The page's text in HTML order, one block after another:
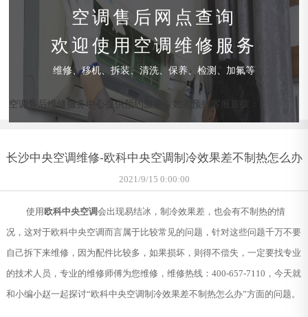
空调售后网点查询
欢迎使用空调维修服务
维修、移机、拆装、清洗、保养、检测、加氟等
空调售后维修服务中心提供预约服务，如需预约客服直拨：
长沙中央空调维修-欧科中央空调制冷效果差不制热怎么办
2021/9/15 0:00:00
使用 欧科中央空调会出现易结冰，制冷效果差，也会有不制热的情
况，这对于欧科中央空调而言属于比较常见的问题，针对这些问题千万不要
自己拆下来维修，因为配件比较多，如果损坏，则得不偿失，一定要找专业
的技术人员，专业的维修师傅为您维修，维修热线：400-657-7110，今天就
和小编小赵一起探讨“欧科中央空调制冷效果差不制热怎么办”方面的问题。